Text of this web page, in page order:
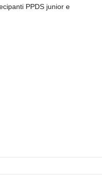
PPDS junior e